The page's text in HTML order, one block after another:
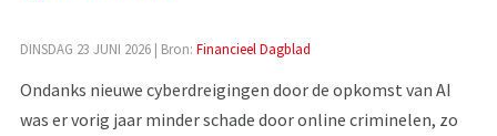
DINSDAG 23 JUNI 2026| Bron: Financieel Dagblad
Ondanks nieuwe cyberdreigingen door de opkomst van AI
was er vorig jaar minder schade door online criminelen, zo